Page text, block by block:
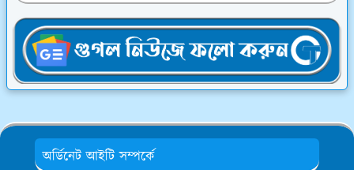
অর্ডিনেট আইটি সম্পর্কে